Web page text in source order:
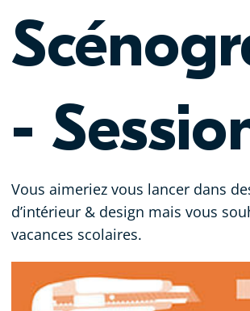
-
Vous aimeriez vous lancer dans
d’intérieur & design mais vous
vacances scolaires.